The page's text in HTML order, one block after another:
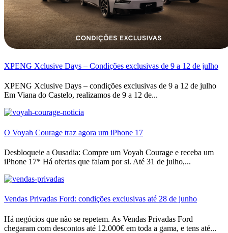
XPENG Xclusive Days – Condições exclusivas de 9 a 12 de julho
XPENG Xclusive Days – condições exclusivas de 9 a 12 de julho
Em Viana do Castelo, realizamos de 9 a 12 de...
O Voyah Courage traz agora um iPhone 17
Desbloqueie a Ousadia: Compre um Voyah Courage e receba um
iPhone 17* Há ofertas que falam por si. Até 31 de julho,...
Vendas Privadas Ford: condições exclusivas até 28 de junho
Há negócios que não se repetem. As Vendas Privadas Ford
chegaram com descontos até 12.000€ em toda a gama, e tens até...